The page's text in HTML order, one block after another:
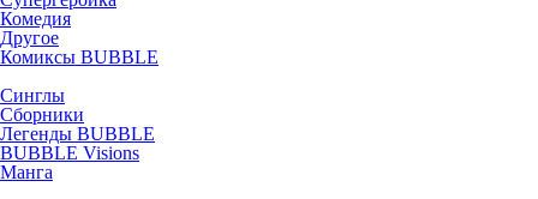
Комедия
Другое
Комиксы BUBBLE
Синглы
Сборники
Легенды BUBBLE
BUBBLE Visions
Манга